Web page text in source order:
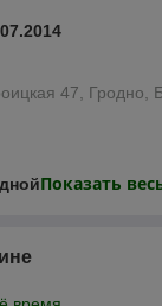
47, Гродно,
Показать